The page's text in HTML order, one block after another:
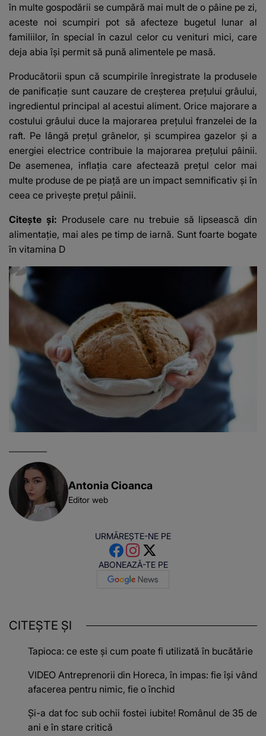
în multe gospodării se cumpără mai mult de o pâine pe zi,
aceste noi scumpiri pot să afecteze bugetul lunar al
familiilor, în special în cazul celor cu venituri mici, care
deja abia își permit să pună alimentele pe masă.
Producătorii spun că scumpirile înregistrate la produsele
de panificație sunt cauzare de creșterea prețului grâului,
ingredientul principal al acestui aliment. Orice majorare a
costului grâului duce la majorarea prețului franzelei de la
raft. Pe lângă prețul grânelor, și scumpirea gazelor și a
energiei electrice contribuie la majorarea prețului pâinii.
De asemenea, inflația care afectează prețul celor mai
multe produse de pe piață are un impact semnificativ și în
ceea ce privește prețul pâinii.
Citește și: Produsele care nu trebuie să lipsească din
alimentație, mai ales pe timp de iarnă. Sunt foarte bogate
în vitamina D
Antonia Cioanca
Editor web
URMĂREȘTE-NE PE
ABONEAZĂ-TE PE
CITEȘTE ȘI
Tapioca: ce este și cum poate fi utilizată în bucătărie
VIDEO Antreprenorii din Horeca, în impas: fie își vând
afacerea pentru nimic, fie o închid
Și-a dat foc sub ochii fostei iubite! Românul de 35 de
ani e în stare critică